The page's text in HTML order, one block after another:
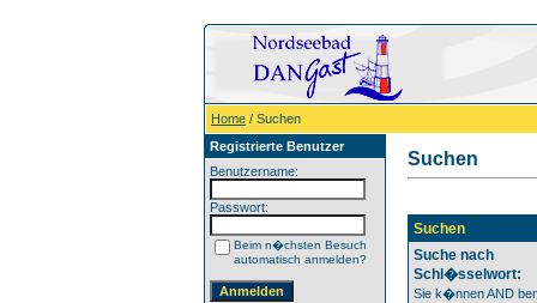
Home / Suchen
Registrierte Benutzer
Benutzername:
Passwort:
Beim n�chsten Besuch
automatisch anmelden?
Suchen
Suchen
Suche nach
Schl�sselwort:
Sie k�nnen AND